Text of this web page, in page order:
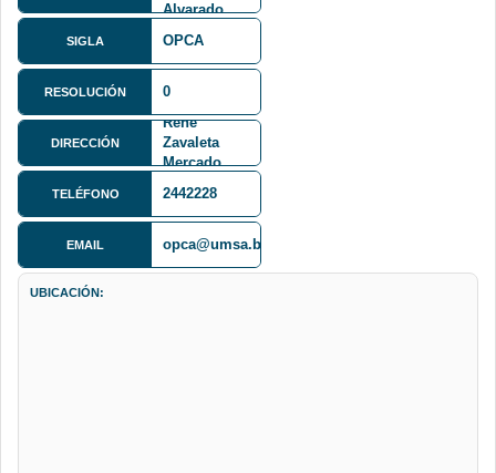
Alvarado
SIGLA OPCA
RESOLUCIÓN 0
DIRECCIÓN
Monoblock
Central,
René
Zavaleta
Mercado,
Villazón No
1995
TELÉFONO 2442228
EMAIL opca@umsa.bo
UBICACIÓN: